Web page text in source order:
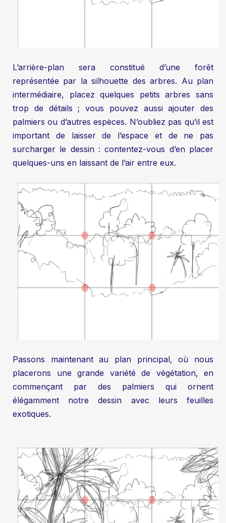
L’arrière-plan sera constitué d’une forêt
représentée par la silhouette des arbres. Au plan
intermédiaire, placez quelques petits arbres sans
trop de détails ; vous pouvez aussi ajouter des
palmiers ou d’autres espèces. N’oubliez pas qu’il est
important de laisser de l’espace et de ne pas
surcharger le dessin : contentez-vous d’en placer
quelques-uns en laissant de l’air entre eux.
Passons maintenant au plan principal, où nous
placerons une grande variété de végétation, en
commençant par des palmiers qui ornent
élégamment notre dessin avec leurs feuilles
exotiques.